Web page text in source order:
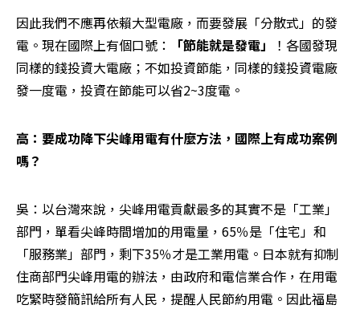
因此我們不應再依賴大型電廠，而要發展「分散式」的發
電。現在國際上有個口號：
「節能就是發電」
！各國發現
同樣的錢投資大電廠；不如投資節能，同樣的錢投資電廠
發一度電，投資在節能可以省2~3度電。
高：要成功降下尖峰用電有什麼方法，國際上有成功案例
嗎？
吳：以台灣來說，尖峰用電貢獻最多的其實不是「工業」
部門，單看尖峰時間增加的用電量，65％是「住宅」和
「服務業」部門，剩下35％才是工業用電。日本就有抑制
住商部門尖峰用電的辦法，由政府和電信業合作，在用電
吃緊時發簡訊給所有人民，提醒人民節約用電。因此福島